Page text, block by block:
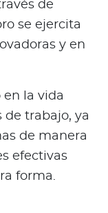
de
se ejercita
y en
en la vida
trabajo, ya
de manera
efectivas
forma.